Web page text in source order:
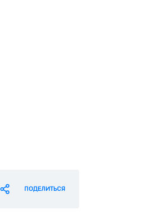
ПОДЕЛИТЬСЯ